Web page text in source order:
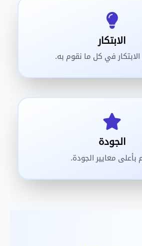
الابتكار
الابتكار في كل ما نقوم به.
الجودة
بأعلى معايير الجودة.